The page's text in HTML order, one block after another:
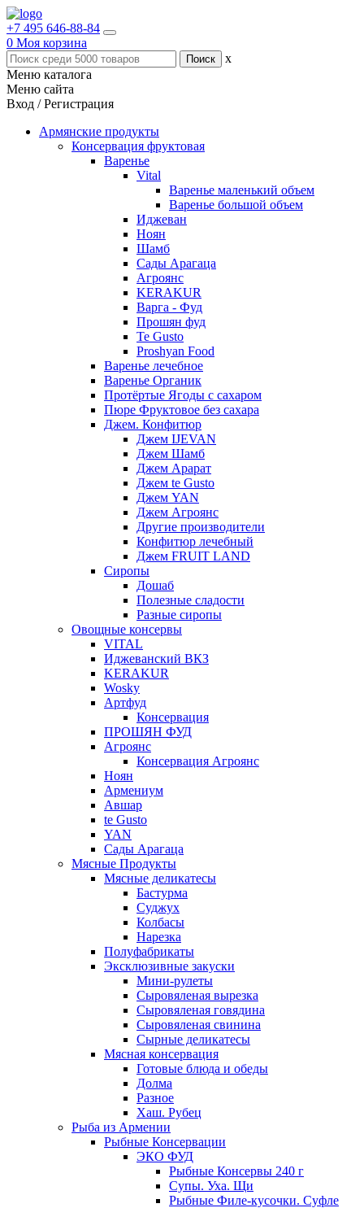
+7 495 646-88-84
0 Моя корзина
x
Меню каталога
Меню сайта
Вход / Регистрация
Армянские продукты
Консервация фруктовая
Варенье
Vital
Варенье маленький объем
Варенье большой объем
Иджеван
Ноян
Шамб
Сады Арагаца
Агроянс
KERAKUR
Варга - Фуд
Прошян фуд
Te Gusto
Proshyan Food
Варенье лечебное
Варенье Органик
Протёртые Ягоды с сахаром
Пюре Фруктовое без сахара
Джем. Конфитюр
Джем IJEVAN
Джем Шамб
Джем Арарат
Джем te Gusto
Джем YAN
Джем Агроянс
Другие производители
Конфитюр лечебный
Джем FRUIT LAND
Сиропы
Дошаб
Полезные сладости
Разные сиропы
Овощные консервы
VITAL
Иджеванский ВКЗ
KERAKUR
Wosky
Артфуд
Консервация
ПРОШЯН ФУД
Агроянс
Консервация Агроянс
Ноян
Армениум
Авшар
te Gusto
YAN
Сады Арагаца
Мясные Продукты
Мясные деликатесы
Бастурма
Суджух
Колбасы
Нарезка
Полуфабрикаты
Эксклюзивные закуски
Мини-рулеты
Сыровяленая вырезка
Сыровяленая говядина
Сыровяленая свинина
Сырные деликатесы
Мясная консервация
Готовые блюда и обеды
Долма
Разное
Хаш. Рубец
Рыба из Армении
Рыбные Консервации
ЭКО ФУД
Рыбные Консервы 240 г
Супы. Уха. Щи
Рыбные Филе-кусочки. Суфле